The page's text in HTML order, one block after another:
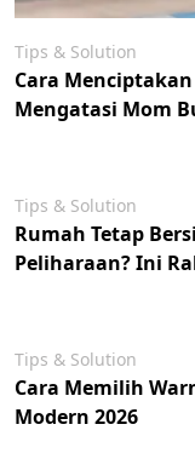
Tips & Solution
Cara
Mengatasi Mom
Tips & Solution
Rumah Tetap
Peliharaan? Ini
Tips & Solution
Cara Memilih
Modern 2026